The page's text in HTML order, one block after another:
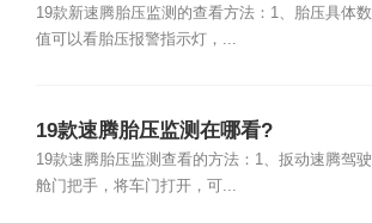
19款新速腾胎压监测的查看方法：1、胎压具体数
值可以看胎压报警指示灯，...
19款速腾胎压监测在哪看?
19款速腾胎压监测查看的方法：1、扳动速腾驾驶
舱门把手，将车门打开，可...